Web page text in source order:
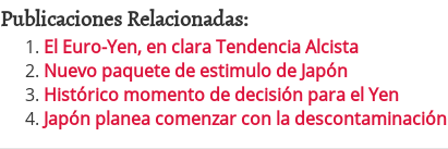
Publicaciones Relacionadas:
El Euro-Yen, en clara Tendencia Alcista
Nuevo paquete de estimulo de Japón
Histórico momento de decisión para el Yen
Japón planea comenzar con la descontaminación